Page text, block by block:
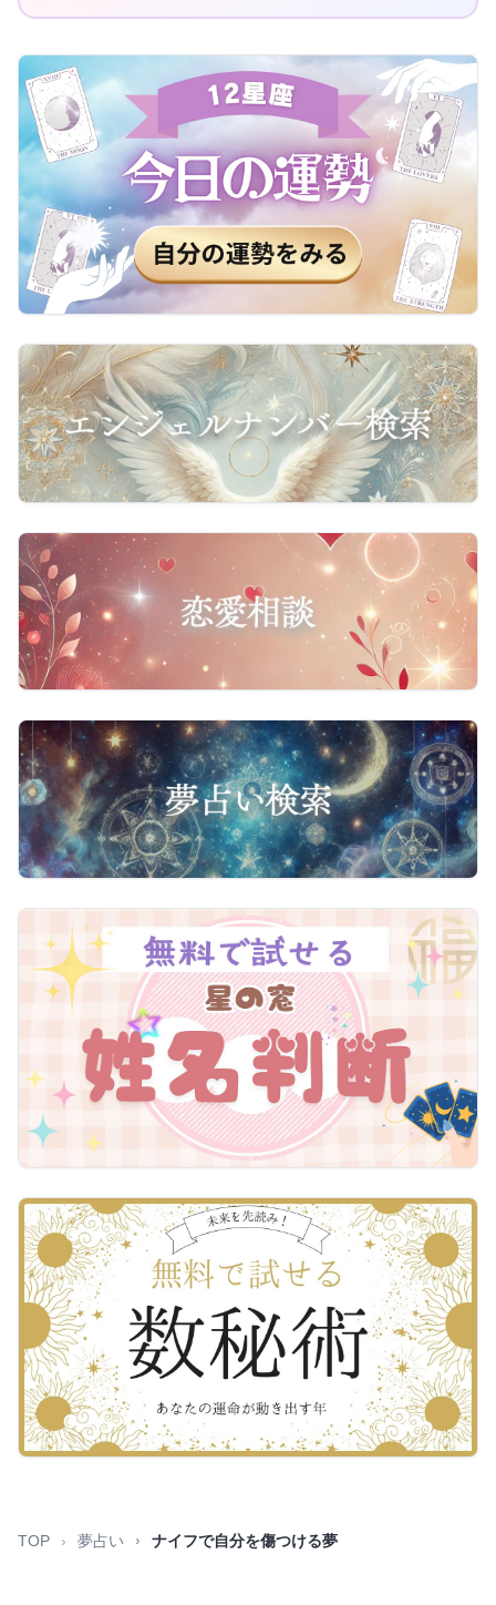
TOP 夢占い ナイフで自分を傷つける夢